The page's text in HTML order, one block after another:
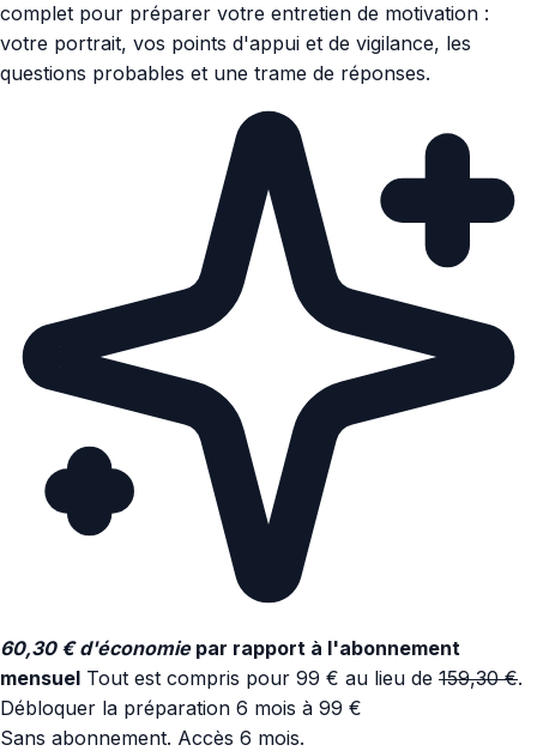
complet pour préparer votre entretien de motivation :
votre portrait, vos points d'appui et de vigilance, les
questions probables et une trame de réponses.
60,30 € d'économiepar rapport à l'abonnement
mensuel Tout est compris pour 99 € au lieu de 159,30 €.
Débloquer la préparation 6 mois à 99 €
Sans abonnement. Accès 6 mois.